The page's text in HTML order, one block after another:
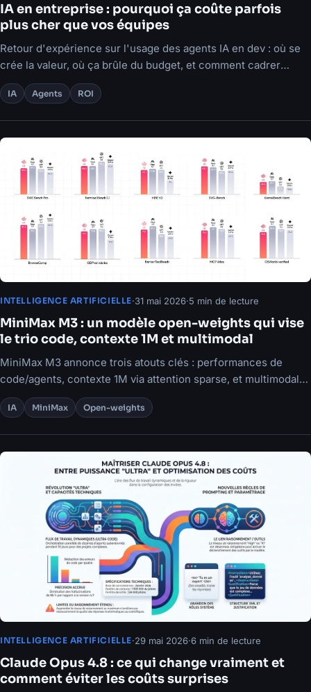
IA en entreprise : pourquoi ça coûte parfois
plus cher que vos équipes
Retour d'expérience sur l'usage des agents IA en dev : où se
crée la valeur, où ça brûle du budget, et comment cadrer
l'usage.
IA Agents ROI
INTELLIGENCE ARTIFICIELLE·31 mai 2026·5 min de lecture
MiniMax M3 : un modèle open-weights qui vise
le trio code, contexte 1M et multimodal
MiniMax M3 annonce trois atouts clés : performances de
code/agents, contexte 1M via attention sparse, et multimodal
natif.
IA MiniMax Open-weights
INTELLIGENCE ARTIFICIELLE·29 mai 2026·6 min de lecture
Claude Opus 4.8 : ce qui change vraiment et
comment éviter les coûts surprises